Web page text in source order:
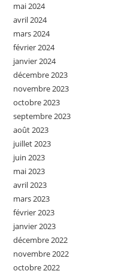
mai 2024
avril 2024
mars 2024
février 2024
janvier 2024
décembre 2023
novembre 2023
octobre 2023
septembre 2023
août 2023
juillet 2023
juin 2023
mai 2023
avril 2023
mars 2023
février 2023
janvier 2023
décembre 2022
novembre 2022
octobre 2022